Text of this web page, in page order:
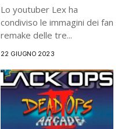
Lo youtuber Lex ha
condiviso le immagini dei fan
remake delle tre...
22 GIUGNO 2023